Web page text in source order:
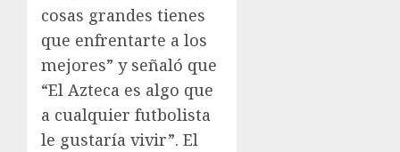
cosas grandes tienes
que enfrentarte a los
mejores” y señaló que
“El Azteca es algo que
a cualquier futbolista
le gustaría vivir”. El